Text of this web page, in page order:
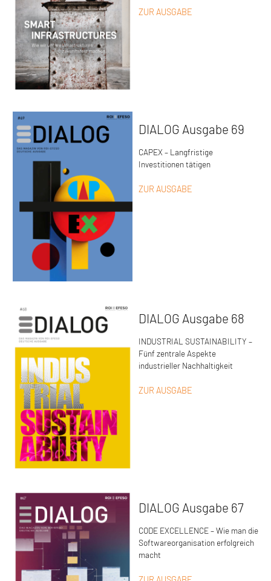
ZUR AUSGABE
DIALOG Ausgabe 69
CAPEX – Langfristige
Investitionen tätigen
ZUR AUSGABE
DIALOG Ausgabe 68
INDUSTRIAL SUSTAINABILITY –
Fünf zentrale Aspekte
industrieller Nachhaltigkeit
ZUR AUSGABE
DIALOG Ausgabe 67
CODE EXCELLENCE – Wie man die
Softwareorganisation erfolgreich
macht